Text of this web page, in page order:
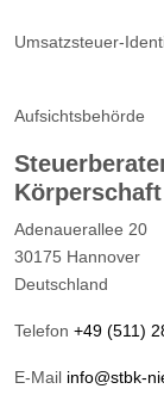
Umsatzsteuer-
Aufsichtsbehörde
Adenauerallee 20
30175 Hannover
Deutschland
Telefon +49 (511)
E-Mail info@stbk-